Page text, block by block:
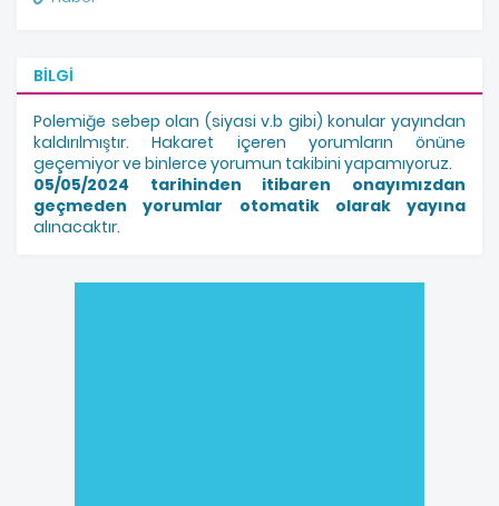
BILGI
Polemiğe sebep olan (siyasi v.b gibi) konular yayından
kaldırılmıştır. Hakaret içeren yorumların önüne
geçemiyor ve binlerce yorumun takibini yapamıyoruz.
05/05/2024 tarihinden itibaren onayımızdan
geçmeden yorumlar otomatik olarak yayına
alınacaktır.